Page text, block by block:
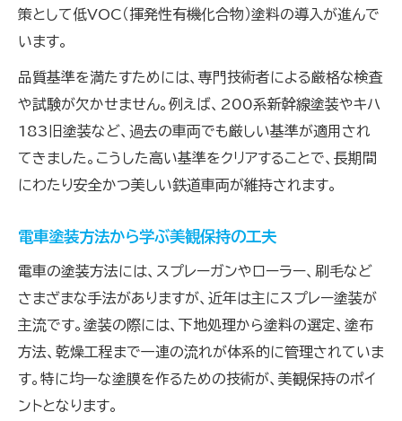
策として低VOC（揮発性有機化合物）塗料の導入が進んで
います。
品質基準を満たすためには、専門技術者による厳格な検査
や試験が欠かせません。例えば、200系新幹線塗装やキハ
183旧塗装など、過去の車両でも厳しい基準が適用され
てきました。こうした高い基準をクリアすることで、長期間
にわたり安全かつ美しい鉄道車両が維持されます。
電車塗装方法から学ぶ美観保持の工夫
電車の塗装方法には、スプレーガンやローラー、刷毛など
さまざまな手法がありますが、近年は主にスプレー塗装が
主流です。塗装の際には、下地処理から塗料の選定、塗布
方法、乾燥工程まで一連の流れが体系的に管理されていま
す。特に均一な塗膜を作るための技術が、美観保持のポイ
ントとなります。